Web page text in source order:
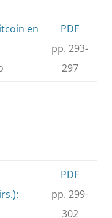
en
PDF
pp. 293-
297
PDF
pp. 299-
302